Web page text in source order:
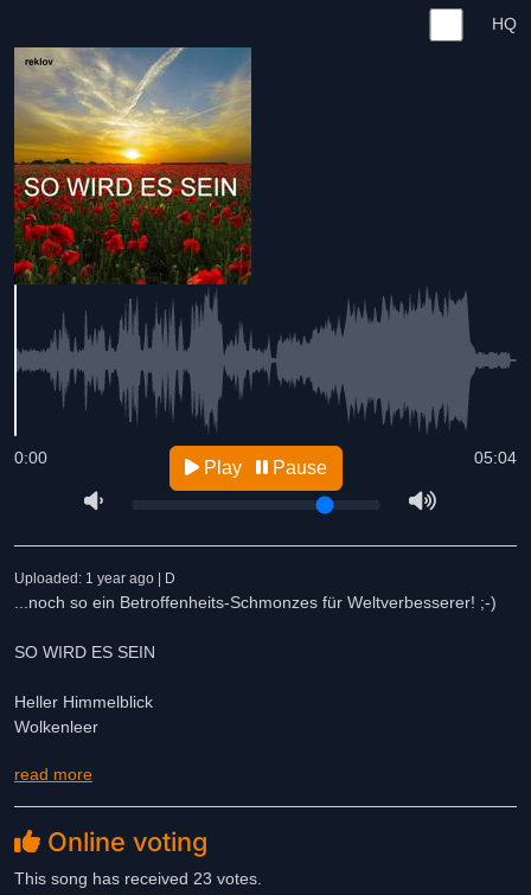
HQ
05:04
0:00 Play Pause
Uploaded: 1 year ago | D
...noch so ein Betroffenheits-Schmonzes für Weltverbesserer! ;-)
SO WIRD ES SEIN
Heller Himmelblick
Wolkenleer
Mild und sternenklar
Endloser Horizont
So wird es sein
read more
Online voting
This song has received 23 votes.